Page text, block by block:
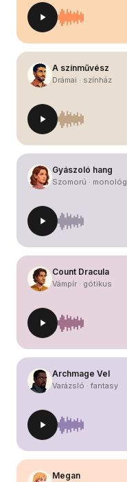
A színművész
Drámai · színház
Gyászoló hang
Szomorú · monológ
Count Dracula
Vámpír · gótikus
Archmage Vel
Varázsló · fantasy
Megan